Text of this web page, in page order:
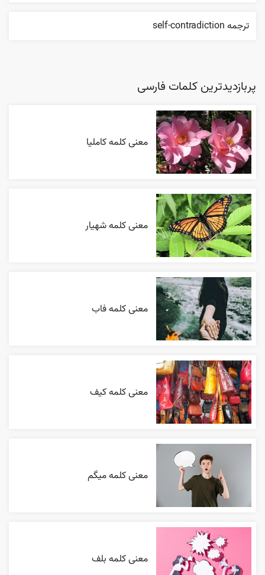
ترجمه self-contradiction
پربازدیدترین کلمات فارسی
معنی کلمه کاملیا
معنی کلمه شهیار
معنی کلمه فاب
معنی کلمه کیف
معنی کلمه میگم
معنی کلمه بلف